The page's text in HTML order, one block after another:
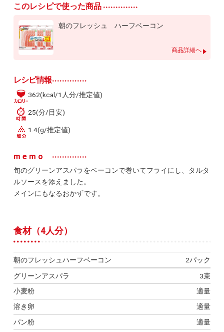
このレシピで使った商品
朝のフレッシュ ハーフベーコン
商品詳細へ
レシピ情報
362(kcal/1人分/推定値)
25(分/目安)
1.4(g/推定値)
memo
旬のグリーンアスパラをベーコンで巻いてフライにし、タルタ
ルソースを添えました。
メインにもなるおかずです。
食材（4人分）
朝のフレッシュハーフベーコン
2パック
グリーンアスパラ
3束
小麦粉
適量
溶き卵
適量
パン粉
適量